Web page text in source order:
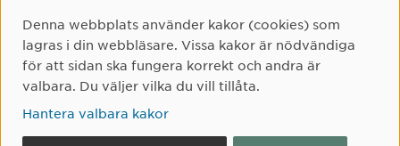
Behandling av
personuppgifter
Hantera kakor
TikTok
Youtube
Cookie-samtycke
Denna webbplats använder kakor (cookies) som
lagras i din webbläsare. Vissa kakor är nödvändiga
för att sidan ska fungera korrekt och andra är
valbara. Du väljer vilka du vill tillåta.
Hantera valbara kakor